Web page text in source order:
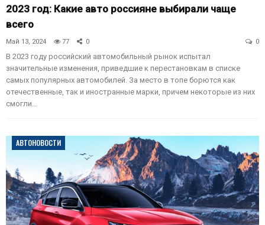
2023 год: Какие авто россияне выбирали чаще
всего
Май 13, 2024 77 0 0
В 2023 году российский автомобильный рынок испытал
значительные изменения, приведшие к перестановкам в списке
самых популярных автомобилей. За место в топе борются как
отечественные, так и иностранные марки, причем некоторые из них
смогли…
АВТОНОВОСТИ